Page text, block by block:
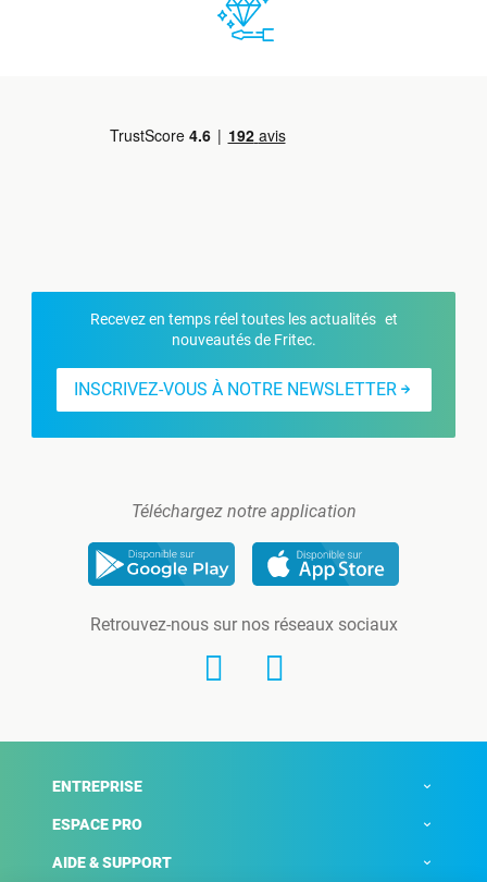
Recevez en temps réel toutes les actualités et
nouveautés de Fritec.
INSCRIVEZ-VOUS À NOTRE NEWSLETTER
Téléchargez notre application
Retrouvez-nous sur nos réseaux sociaux
ENTREPRISE
ESPACE PRO
AIDE & SUPPORT